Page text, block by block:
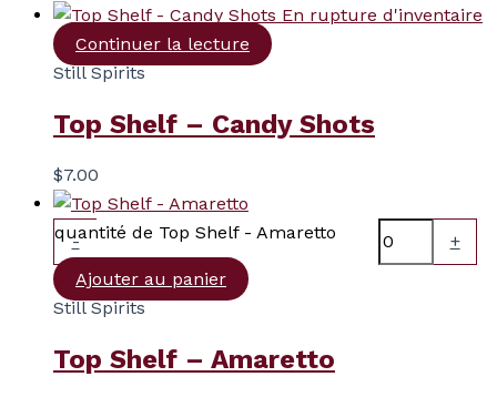
En rupture d'inventaire
Continuer la lecture
Still Spirits
Top Shelf – Candy Shots
$7.00
-
quantité de Top Shelf - Amaretto
+
Ajouter au panier
Still Spirits
Top Shelf – Amaretto